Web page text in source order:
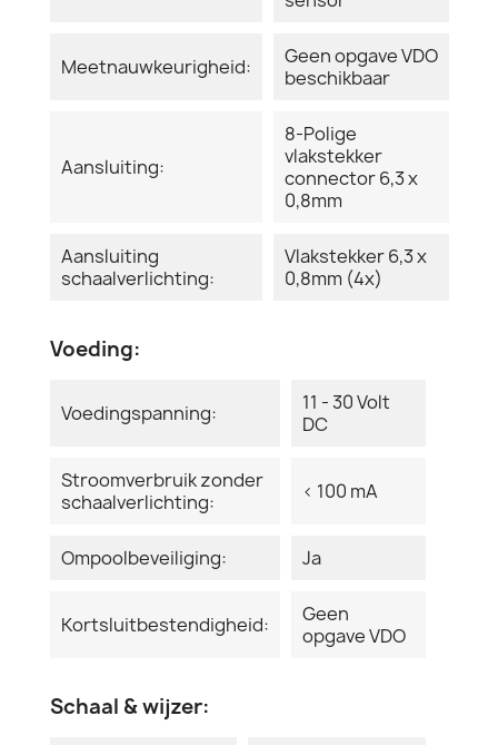
Meetnauwkeurigheid:
Geen opgave VDO
beschikbaar
Aansluiting:
8-Polige
vlakstekker
connector 6,3 x
0,8mm
Aansluiting
schaalverlichting:
Vlakstekker 6,3 x
0,8mm (4x)
Voeding:
Voedingspanning:
11 - 30 Volt
DC
Stroomverbruik zonder
schaalverlichting:
< 100 mA
Ompoolbeveiliging: Ja
Kortsluitbestendigheid:
Geen
opgave VDO
Schaal & wijzer: